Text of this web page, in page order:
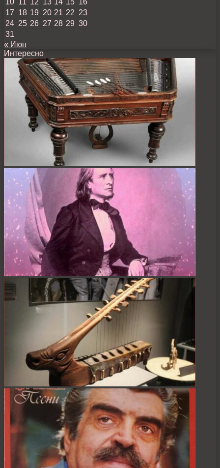
10 11 12 13 14 15 16
17 18 19 20 21 22 23
24 25 26 27 28 29 30
31
« Июн
Интересно